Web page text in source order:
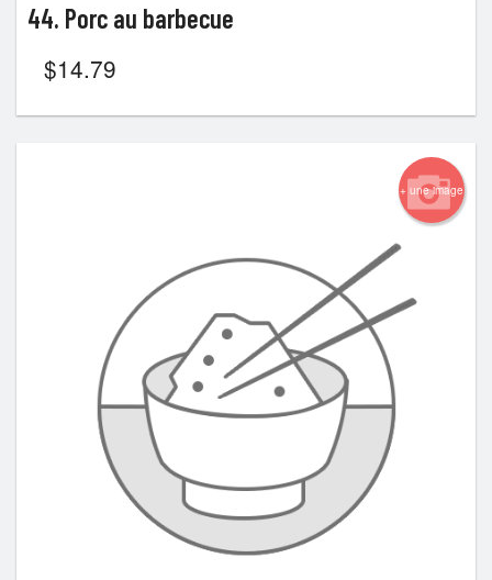
44. Porc au barbecue
$14.79
+ une image